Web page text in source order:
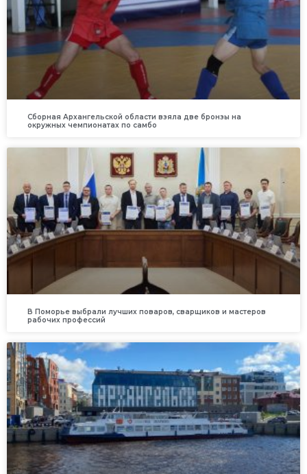
Сборная Архангельской области взяла две бронзы на
окружных чемпионатах по самбо
В Поморье выбрали лучших поваров, сварщиков и мастеров
рабочих профессий